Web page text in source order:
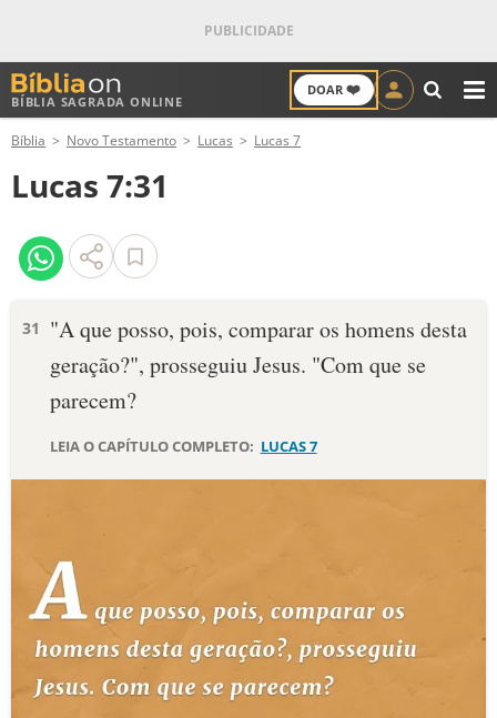
BÍBLIA SAGRADA ONLINE
DOAR ❤️
ANTIGO TESTAMENTO
NOVO TESTAMENTO
VERSÍCULOS
PALAVRA DO DIA
DEVOCIONAL DIÁRIO
ESTUDOS BÍBLICOS
ESBOÇOS DE PREGAÇÃO
Bíblia Novo Testamento Lucas Lucas 7
Lucas 7:31
31
"A que posso, pois, comparar os homens desta
geração?", prosseguiu Jesus. "Com que se
parecem?
LEIA O CAPÍTULO COMPLETO: LUCAS 7